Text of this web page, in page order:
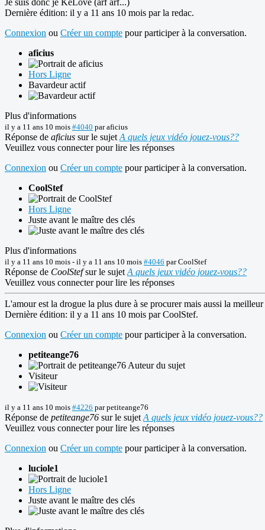
Dernière édition: il y a 11 ans 10 mois parla redac.
Connexion ou Créer un compte pour participer à la conversation.
aficius
Hors Ligne
Bavardeur actif
Plus d'informations
il y a 11 ans 10 mois #4040 paraficius
Réponse de aficius sur le sujet A quels jeux vidéo jouez-vous??
Veuillez vous connecter pour lire les réponses
Connexion ou Créer un compte pour participer à la conversation.
CoolStef
Hors Ligne
Juste avant le maître des clés
Plus d'informations
il y a 11 ans 10 mois - il y a 11 ans 10 mois #4046 parCoolStef
Réponse de CoolStefsur le sujet A quels jeux vidéo jouez-vous??
Veuillez vous connecter pour lire les réponses
L'amour est la drogue la plus dure à se procurer mais aussi la
Dernière édition: il y a 11 ans 10 mois parCoolStef.
Connexion ou Créer un compte pour participer à la conversation.
petiteange76
Auteur du sujet
Visiteur
il y a 11 ans 10 mois #4226 parpetiteange76
Réponse de petiteange76 sur le sujet A quels jeux vidéo jouez-vous??
Veuillez vous connecter pour lire les réponses
Connexion ou Créer un compte pour participer à la conversation.
luciole1
Hors Ligne
Juste avant le maître des clés